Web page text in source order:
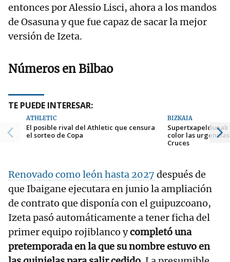
entonces por Alessio Lisci, ahora a los mandos
de Osasuna y que fue capaz de sacar la mejor
versión de Izeta.
Números en Bilbao
TE PUEDE INTERESAR:
ATHLETIC
El posible rival del Athletic que censura
el sorteo de Copa
BIZKAIA
color las
Cruces
Renovado como león hasta 2027 después de
que Ibaigane ejecutara en junio la ampliación
de contrato que disponía con el guipuzcoano,
Izeta pasó automáticamente a tener ficha del
primer equipo rojiblanco ycompletó una
pretemporada en la que su nombre estuvo en